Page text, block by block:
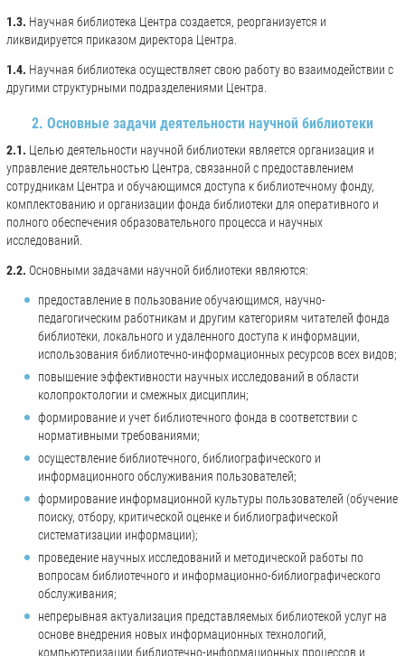
1.3. Научная библиотека Центра создается, реорганизуется и
ликвидируется приказом директора Центра.
1.4. Научная библиотека осуществляет свою работу во взаимодействии с
другими структурными подразделениями Центра.
2. Основные задачи деятельности научной библиотеки
2.1. Целью деятельности научной библиотеки является организация и
управление деятельностью Центра, связанной с предоставлением
сотрудникам Центра и обучающимся доступа к библиотечному фонду,
комплектованию и организации фонда библиотеки для оперативного и
полного обеспечения образовательного процесса и научных
исследований.
2.2. Основными задачами научной библиотеки являются:
предоставление в пользование обучающимся, научно-
педагогическим работникам и другим категориям читателей фонда
библиотеки, локального и удаленного доступа к информации,
использования библиотечно-информационных ресурсов всех видов;
повышение эффективности научных исследований в области
колопроктологии и смежных дисциплин;
формирование и учет библиотечного фонда в соответствии с
нормативными требованиями;
осуществление библиотечного, библиографического и
информационного обслуживания пользователей;
формирование информационной культуры пользователей (обучение
поиску, отбору, критической оценке и библиографической
систематизации информации);
проведение научных исследований и методической работы по
вопросам библиотечного и информационно-библиографического
обслуживания;
непрерывная актуализация представляемых библиотекой услуг на
основе внедрения новых информационных технологий,
компьютеризации библиотечно-информационных процессов и